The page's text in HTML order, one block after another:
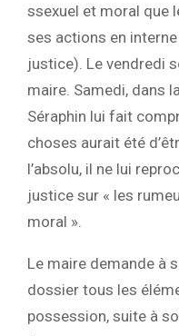
ssexuel et moral que
ses actions en
justice). Le vendredi
maire. Samedi, dans
Séraphin lui fait
choses aurait été
l’absolu, il ne lui
justice sur « les
moral ».
Le maire demande à
dossier tous les
possession, suite à